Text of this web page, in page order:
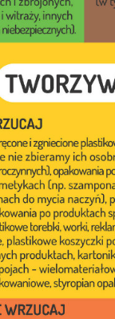
Możesz zmienić
momencie możesz
służą do prawidłowego
korzystanie z